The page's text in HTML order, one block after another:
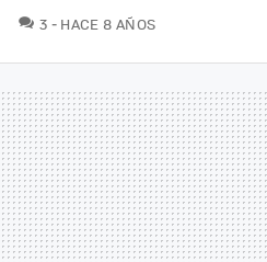
3 COMENTARIOS
HACE 8 AÑOS